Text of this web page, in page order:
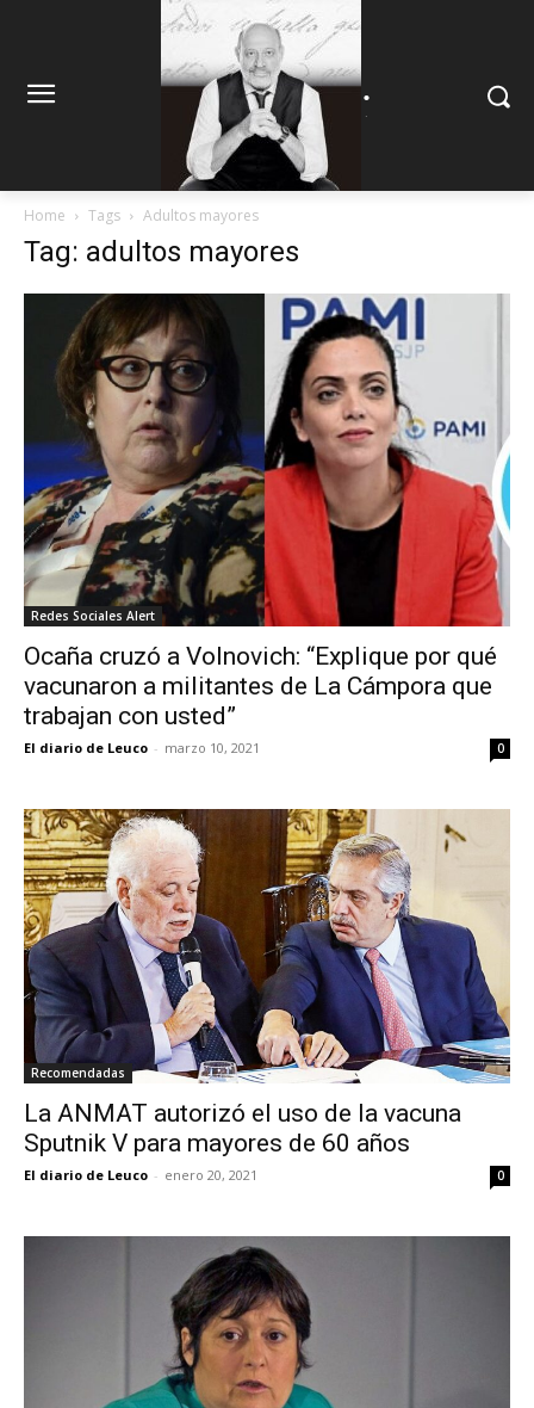
.
Home Tags Adultos mayores
Tag: adultos mayores
Redes Sociales Alert
Ocaña cruzó a Volnovich: “Explique por qué
vacunaron a militantes de La Cámpora que
trabajan con usted”
El diario de Leuco - marzo 10, 2021 0
Recomendadas
La ANMAT autorizó el uso de la vacuna
Sputnik V para mayores de 60 años
El diario de Leuco - enero 20, 2021 0